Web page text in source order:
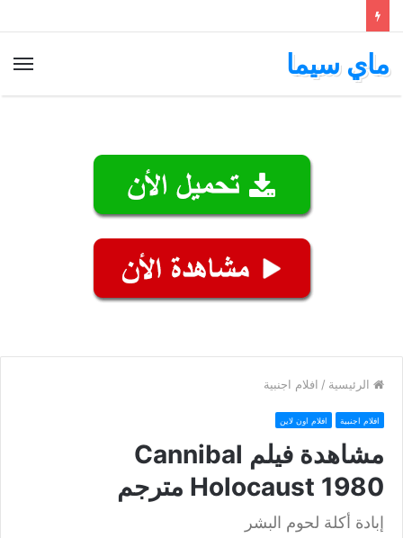
ماي سيما
الرئيسية / افلام اجنبية
افلام اجنبية افلام اون لاين
مشاهدة فيلم Cannibal
Holocaust 1980 مترجم
إبادة أكلة لحوم البشر